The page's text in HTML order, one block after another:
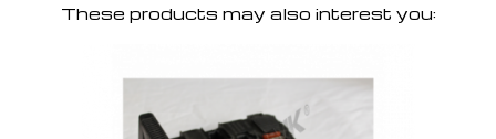
These products may also interest you: